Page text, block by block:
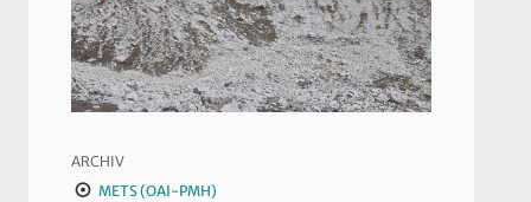
ARCHIV
METS (OAI-PMH)